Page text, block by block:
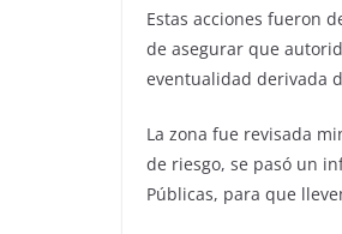
Estas acciones fueron
de asegurar que
eventualidad derivada
La zona fue revisada
de riesgo, se pasó un
Públicas, para que